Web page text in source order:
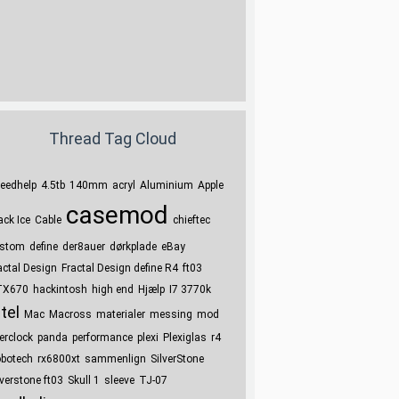
Thread Tag Cloud
4.5tb 140mm acryl Aluminium Apple
Ice Cable casemod chieftec
define der8auer dørkplade eBay
Design Fractal Design define R4 ft03
hackintosh high end Hjælp I7 3770k
Mac Macross materialer messing mod
panda performance plexi Plexiglas r4
rx6800xt sammenlign SilverStone
ft03 Skull 1 sleeve TJ-07